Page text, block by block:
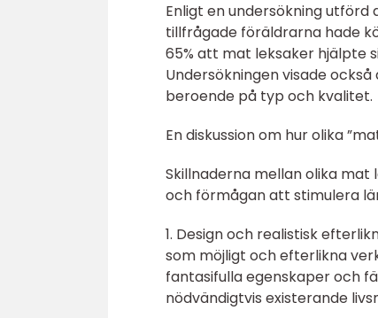
Enligt en undersökning utförd
tillfrågade föräldrarna hade
65% att mat leksaker hjälpte
Undersökningen visade
beroende på typ och kvalitet.
En diskussion om hur olika
Skillnaderna mellan olika
och förmågan att stimulera
1. Design och realistisk
som möjligt och efterlikna
fantasifulla egenskaper och
nödvändigtvis existerande